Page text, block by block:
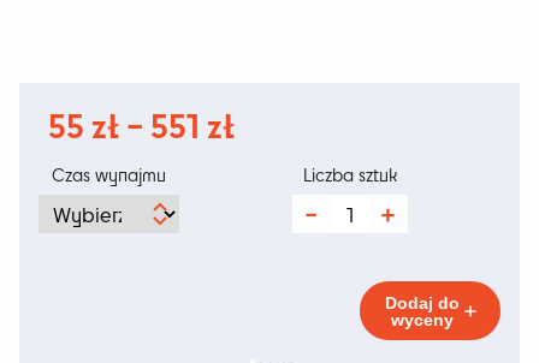
55 zł– 551 złZakres
Czas wynajmu
ilość
0,5mX2m
Liczba sztuk
Dodaj do
wyceny